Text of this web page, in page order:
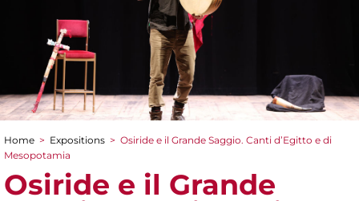
You are here
Home > Expositions > Osiride e il Grande Saggio. Canti d’Egitto e di
Mesopotamia
Osiride e il Grande